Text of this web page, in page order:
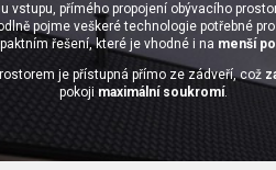
vstupu, přímého propojení obývacího
pojme veškeré technologie potřebné
řešení, které je vhodné i na menší
je přístupná přímo ze zádveří, což
pokoji maximální soukromí.